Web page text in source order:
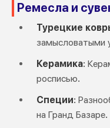
Ремесла и
Турецкие
замысловатыми
Керамика:
росписью.
Специи:
на Гранд Базаре.